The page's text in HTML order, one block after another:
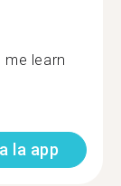
learn
la app